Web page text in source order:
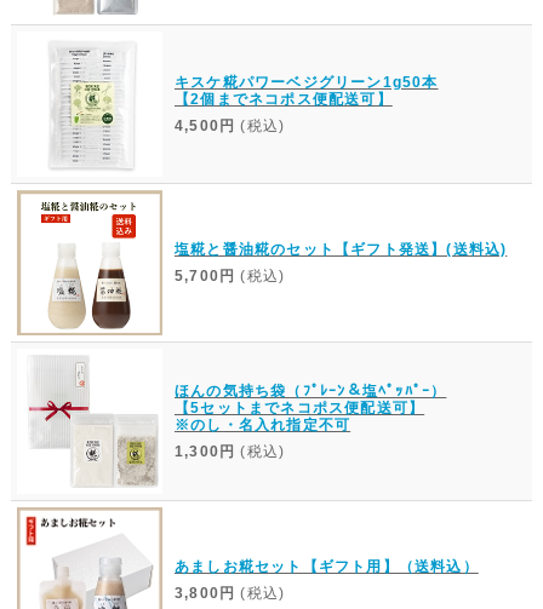
キスケ糀パワーベジグリーン1g50本
【2個までネコポス便配送可】
4,500円 (税込)
塩糀と醤油糀のセット【ギフト発送】(送料込)
5,700円 (税込)
ほんの気持ち袋（ﾌﾟﾚｰﾝ＆塩ﾍﾟｯﾊﾟｰ）
【5セットまでネコポス便配送可】
※のし・名入れ指定不可
1,300円 (税込)
あましお糀セット【ギフト用】（送料込）
3,800円 (税込)